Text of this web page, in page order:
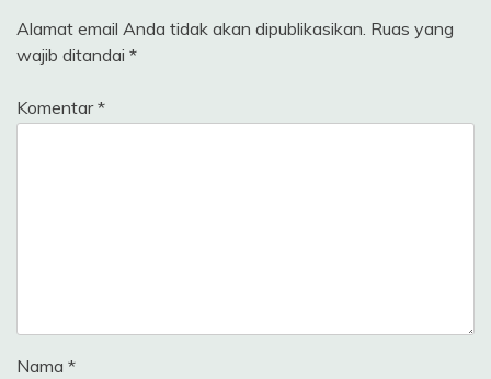
Alamat email Anda tidak akan dipublikasikan. Ruas yang
wajib ditandai *
Komentar*
Nama *